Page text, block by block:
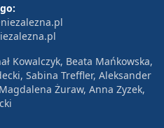
Kowalczyk, Beata Mańkowska,
Sabina Treffler, Aleksander
Żuraw, Anna Zyzek,